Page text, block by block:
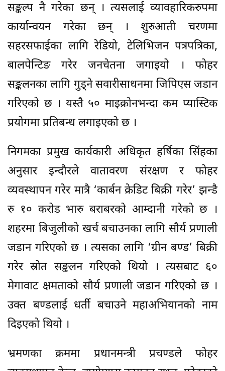
सङ्कल्प नै गरेका छन् । त्यसलाई व्यावहारिकरुपमा
कार्यान्वयन गरेका छन् । शुरुआती चरणमा
सहरसफाईका लागि रेडियो, टेलिभिजन पत्रपत्रिका,
बालपेन्टिङ गरेर जनचेतना जगाइयो । फोहर
सङ्कलनका लागि गुड्ने सवारीसाधनमा जिपिएस जडान
गरिएको छ । यस्तै ५० माइक्रोनभन्दा कम प्यास्टिक
प्रयोगमा प्रतिबन्ध लगाइएको छ ।
निगमका प्रमुख कार्यकारी अधिकृत हर्षिका सिंहका
अनुसार इन्दौरले वातावरण संरक्षण र फोहर
व्यवस्थापन गरेर मात्रै ‘कार्बन क्रेडिट बिक्री गरेर’ झन्डै
रु १० करोड भारु बराबरको आम्दानी गरेको छ ।
शहरमा बिजुलीको खर्च बचाउनका लागि सौर्य प्रणाली
जडान गरिएको छ । त्यसका लागि ‘ग्रीन बण्ड’ बिक्री
गरेर स्रोत सङ्कलन गरिएको थियो । त्यसबाट ६०
मेगावाट क्षमताको सौर्य प्रणाली जडान गरिएको छ ।
उक्त बण्डलाई धर्ती बचाउने महाअभियानको नाम
दिइएको थियो ।
भ्रमणका क्रममा प्रधानमन्त्री प्रचण्डले फोहर